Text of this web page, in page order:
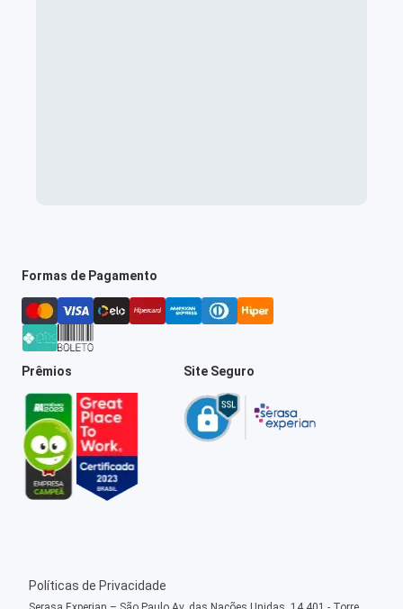
Formas de Pagamento
Prêmios Site Seguro
Políticas de Privacidade